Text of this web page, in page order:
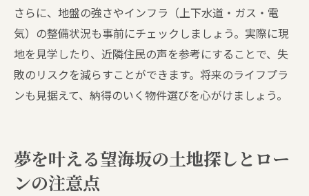
さらに、地盤の強さやインフラ（上下水道・ガス・電
気）の整備状況も事前にチェックしましょう。実際に現
地を見学したり、近隣住民の声を参考にすることで、失
敗のリスクを減らすことができます。将来のライフプラ
ンも見据えて、納得のいく物件選びを心がけましょう。
夢を叶える望海坂の土地探しとロー
ンの注意点